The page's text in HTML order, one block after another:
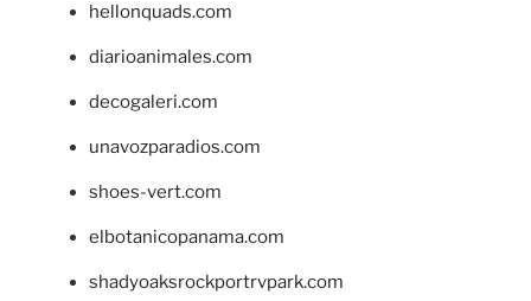
hellonquads.com
diarioanimales.com
decogaleri.com
unavozparadios.com
shoes-vert.com
elbotanicopanama.com
shadyoaksrockportrvpark.com